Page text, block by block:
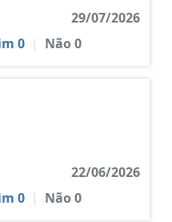
29/07/2026
0 | Não0
22/06/2026
0 | Não0